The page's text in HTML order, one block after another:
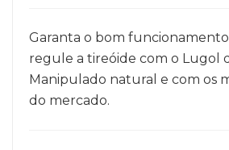
Garanta o bom
regule a tireóide com o Lugol
Manipulado natural e com os
do mercado.